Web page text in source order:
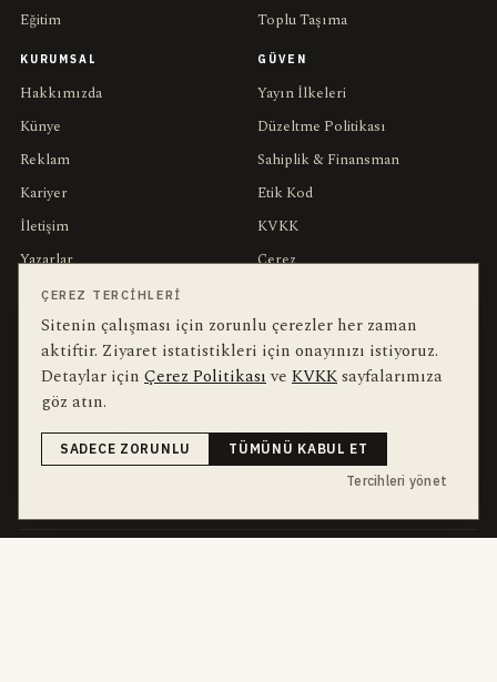
Eğitim
Toplu Taşıma
KURUMSAL
Hakkımızda
Künye
Reklam
Kariyer
İletişim
Yazarlar
Muhabirler
Editörler
GÜVEN
Yayın İlkeleri
Düzeltme Politikası
Sahiplik & Finansman
Etik Kod
KVKK
Çerez
Kullanım Şartları
YEREL ARANANLAR
İnegöl inegol-belediyesi alper-taban trafik-kazasi
İnegöl Haber
Güncel
Haberler bursa-buyuksehir-belediyesi Bursa
ÇEREZ TERCIHLERI
Sitenin çalışması için zorunlu çerezler her zaman
aktiftir. Ziyaret istatistikleri için onayınızı istiyoruz.
Detaylar için Çerez Politikasıve KVKKsayfalarımıza
göz atın.
SADECE ZORUNLU
TÜMÜNÜ KABUL ET
Tercihleri yönet